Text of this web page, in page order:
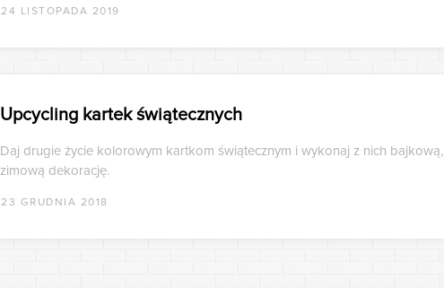
24 LISTOPADA 2019
Upcycling kartek świątecznych
Daj drugie życie kolorowym kartkom świątecznym i wykonaj z nich bajkową,
zimową dekorację.
23 GRUDNIA 2018